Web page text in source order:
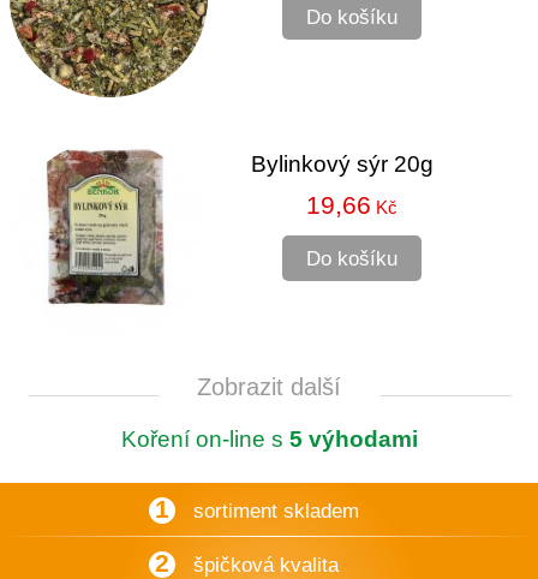
Do košíku
Bylinkový sýr 20g
19,66 Kč
Do košíku
Zobrazit další
Koření on-line s 5 výhodami
1 sortiment skladem
2 špičková kvalita